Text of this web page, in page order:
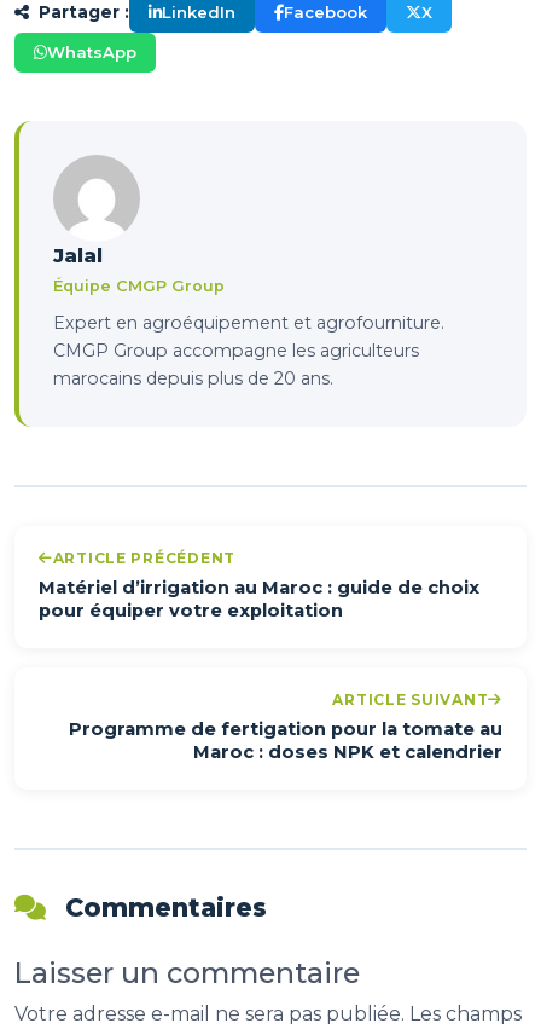
Partager : LinkedIn Facebook X
WhatsApp
Jalal
Équipe CMGP Group
Expert en agroéquipement et agrofourniture.
CMGP Group accompagne les agriculteurs
marocains depuis plus de 20 ans.
ARTICLE PRÉCÉDENT
Matériel d’irrigation au Maroc : guide de choix
pour équiper votre exploitation
ARTICLE SUIVANT
Programme de fertigation pour la tomate au
Maroc : doses NPK et calendrier
Commentaires
Laisser un commentaire
Votre adresse e-mail ne sera pas publiée. Les champs